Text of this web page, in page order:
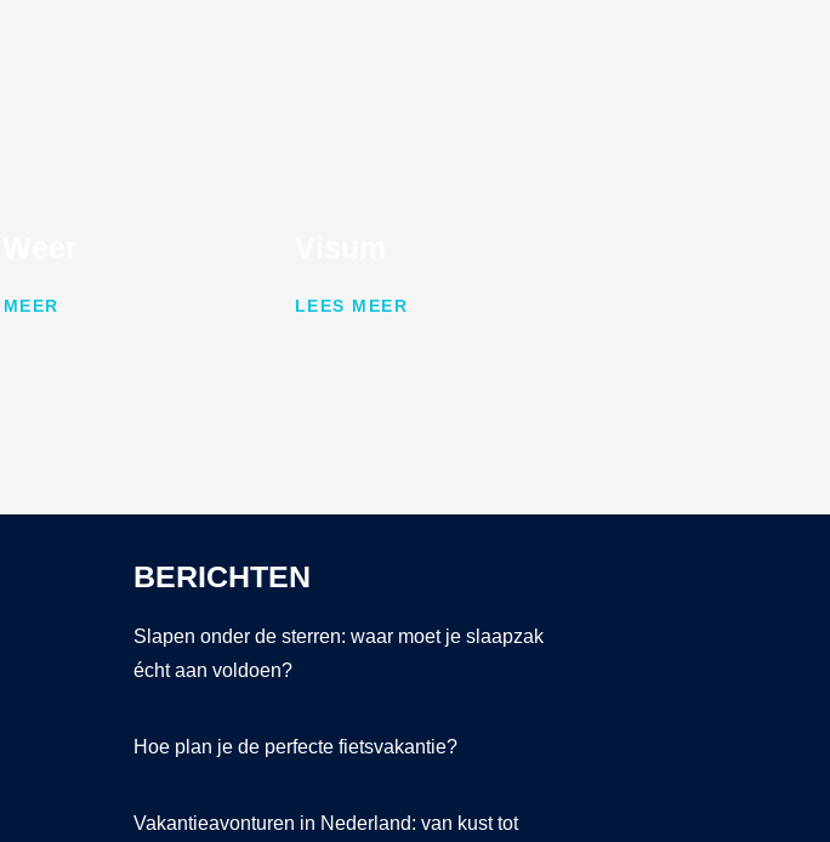
LEES MEER
BERICHTEN
Slapen onder de sterren: waar moet je slaapzak
écht aan voldoen?
Hoe plan je de perfecte fietsvakantie?
Vakantieavonturen in Nederland: van kust tot